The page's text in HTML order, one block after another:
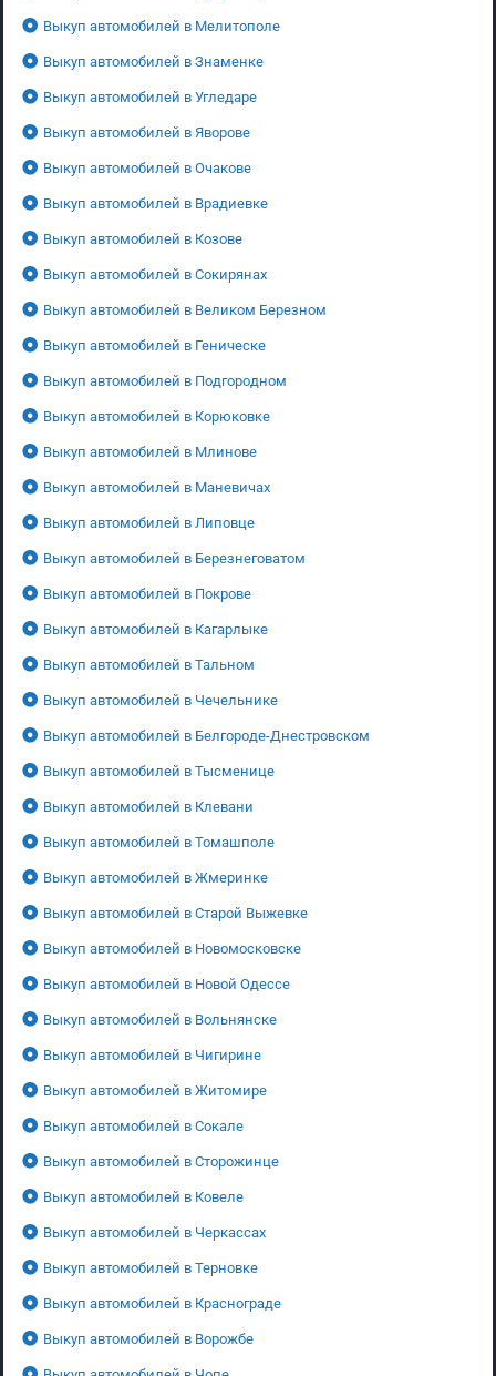
Выкуп автомобилей в Мелитополе
Выкуп автомобилей в Знаменке
Выкуп автомобилей в Угледаре
Выкуп автомобилей в Яворове
Выкуп автомобилей в Очакове
Выкуп автомобилей в Врадиевке
Выкуп автомобилей в Козове
Выкуп автомобилей в Сокирянах
Выкуп автомобилей в Великом Березном
Выкуп автомобилей в Геническе
Выкуп автомобилей в Подгородном
Выкуп автомобилей в Корюковке
Выкуп автомобилей в Млинове
Выкуп автомобилей в Маневичах
Выкуп автомобилей в Липовце
Выкуп автомобилей в Березнеговатом
Выкуп автомобилей в Покрове
Выкуп автомобилей в Кагарлыке
Выкуп автомобилей в Тальном
Выкуп автомобилей в Чечельнике
Выкуп автомобилей в Белгороде-Днестровском
Выкуп автомобилей в Тысменице
Выкуп автомобилей в Клевани
Выкуп автомобилей в Томашполе
Выкуп автомобилей в Жмеринке
Выкуп автомобилей в Старой Выжевке
Выкуп автомобилей в Новомосковске
Выкуп автомобилей в Новой Одессе
Выкуп автомобилей в Вольнянске
Выкуп автомобилей в Чигирине
Выкуп автомобилей в Житомире
Выкуп автомобилей в Сокале
Выкуп автомобилей в Сторожинце
Выкуп автомобилей в Ковеле
Выкуп автомобилей в Черкассах
Выкуп автомобилей в Терновке
Выкуп автомобилей в Краснограде
Выкуп автомобилей в Ворожбе